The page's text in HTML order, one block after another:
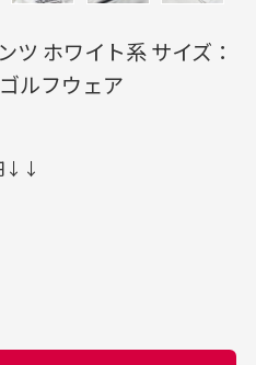
ツ ホワイト系 サイズ：
ルフウェア
↓↓